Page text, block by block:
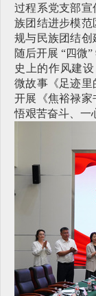
过程系党支部宣
族团结进步模
规与民族团结创
随后开展 “四微
史上的作风建
微故事《足迹里
开展《焦裕禄
悟艰苦奋斗、一